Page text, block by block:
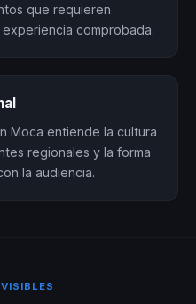
que requieren
comprobada.
Moca entiende la cultura
regionales y la forma
la audiencia.